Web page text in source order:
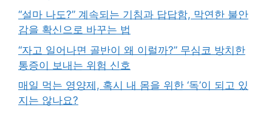
“설마 나도?” 계속되는 기침과 답답함, 막연한 불안
감을 확신으로 바꾸는 법
“자고 일어나면 골반이 왜 이럴까?” 무심코 방치한
통증이 보내는 위험 신호
매일 먹는 영양제, 혹시 내 몸을 위한 ‘독’이 되고 있
지는 않나요?